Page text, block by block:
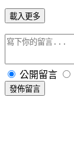
載入更多
公開留言
發佈留言